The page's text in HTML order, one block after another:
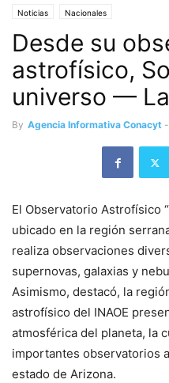
Noticias Nacionales
Desde su
astrofísico,
universo —
By Agencia Informativa Conacyt -
El Observatorio Astrofísico
ubicado en la región
realiza observaciones
supernovas, galaxias y
Asimismo, destacó, la
astrofísico del INAOE
atmosférica del planeta, la
importantes observatorios
estado de Arizona.